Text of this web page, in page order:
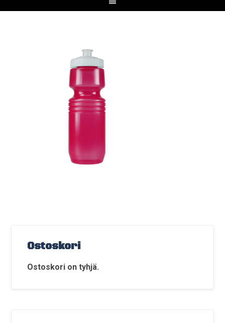
Ostoskori
Ostoskori on tyhjä.